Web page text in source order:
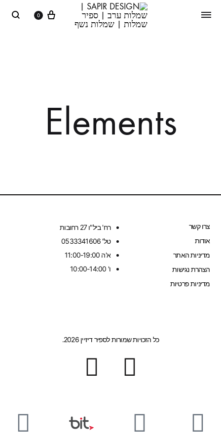
0
Elements
צרו קשר
אודות
מדיניות האתר
הצהרת נגישות
מדיניות פרטיות
רח' ביל"ו 27 רחובות
טל' 0533341606
א'ה 11:00-19:00
ו' 10:00-14:00
כל הזכויות שמורות לספיר דיזיין 2026.